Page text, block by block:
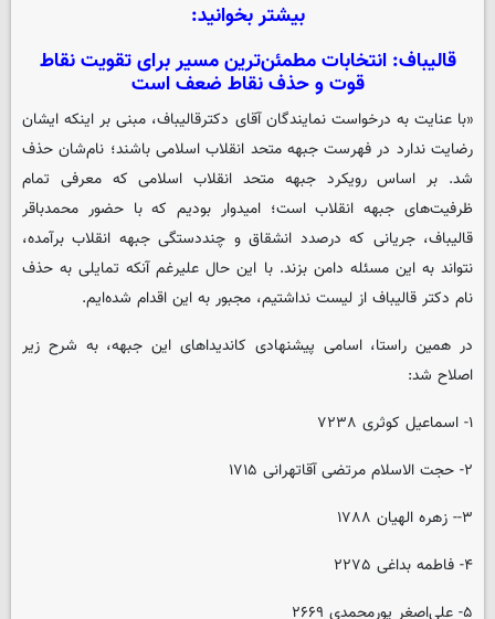
بیشتر بخوانید:
قالیباف: انتخابات مطمئن‌ترین مسیر برای تقویت نقاط
قوت و حذف نقاط ضعف است
«با عنایت به درخواست نمایندگان آقای دکترقالیباف، مبنی بر اینکه ایشان
رضایت ندارد در فهرست جبهه متحد انقلاب اسلامی باشند؛ نام‌شان حذف
شد. بر اساس رویکرد جبهه متحد انقلاب اسلامی که معرفی تمام
ظرفیت‌های جبهه انقلاب است؛ امیدوار بودیم که با حضور محمدباقر
قالیباف، جریانی که درصدد انشقاق و چنددستگی جبهه انقلاب برآمده،
نتواند به این مسئله دامن بزند. با این حال علیرغم آنکه تمایلی به حذف
نام دکتر قالیباف از لیست نداشتیم، مجبور به این اقدام شده‌ایم.
در همین راستا، اسامی پیشنهادی کاندیداهای این جبهه، به شرح زیر
اصلاح شد:
۱- اسماعیل کوثری ۷۲۳۸
۲- حجت الاسلام مرتضی آقاتهرانی ۱۷۱۵
۳-- زهره الهیان ۱۷۸۸
۴- فاطمه بداغی ۲۲۷۵
۵- علی‌اصغر پورمحمدی ۲۶۶۹